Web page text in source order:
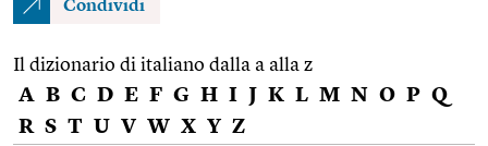
Condividi
Il dizionario di italiano dalla a alla z
A B C D E F G H I J K L M N O P Q
R S T U V W X Y Z